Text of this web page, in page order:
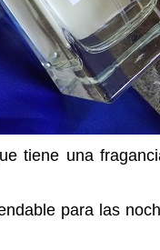
tiene una
para las